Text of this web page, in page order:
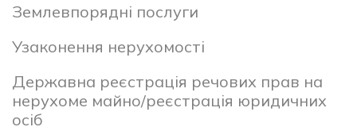
Землевпорядні послуги
Узаконення нерухомості
Державна реєстрація речових прав на
нерухоме майно/реєстрація юридичних
осіб